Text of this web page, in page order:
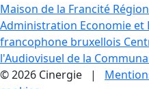
Maison de la Francité
Administration Economie et
francophone bruxellois
l'Audiovisuel de la
© 2026 Cinergie |